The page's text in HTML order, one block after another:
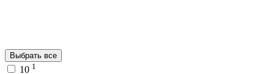
Выбрать все
10 1